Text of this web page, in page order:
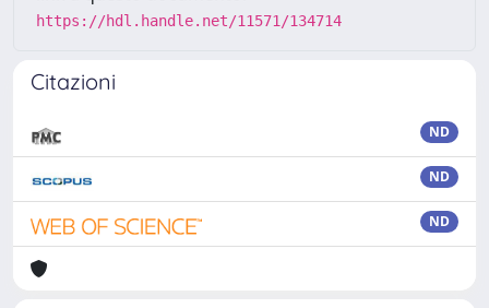
https://hdl.handle.net/11571/134714
Citazioni
ND
ND
ND